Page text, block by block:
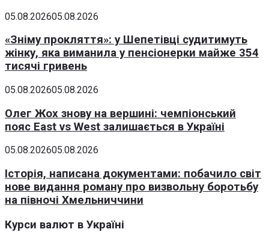
05.08.202605.08.2026
«Зніму прокляття»: у Шепетівці судитимуть
жінку, яка виманила у пенсіонерки майже 354
тисячі гривень
05.08.202605.08.2026
Олег Жох знову на вершині: чемпіонський
пояс East vs West залишається в Україні
05.08.202605.08.2026
Історія, написана документами: побачило світ
нове видання роману про визвольну боротьбу
на півночі Хмельниччини
Курси валют в Україні